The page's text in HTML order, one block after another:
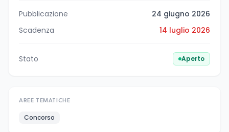
Pubblicazione
24 giugno 2026
Scadenza
14 luglio 2026
Stato Aperto
AREE TEMATICHE
Concorso